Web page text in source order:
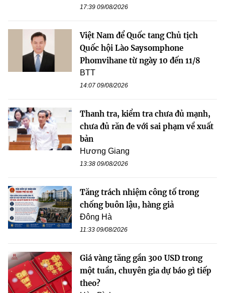
17:39 09/08/2026
Việt Nam để Quốc tang Chủ tịch
Quốc hội Lào Saysomphone
Phomvihane từ ngày 10 đến 11/8
BTT
14:07 09/08/2026
Thanh tra, kiểm tra chưa đủ mạnh,
chưa đủ răn đe với sai phạm về xuất
bản
Hương Giang
13:38 09/08/2026
Tăng trách nhiệm công tố trong
chống buôn lậu, hàng giả
Đông Hà
11:33 09/08/2026
Giá vàng tăng gần 300 USD trong
một tuần, chuyên gia dự báo gì tiếp
theo?